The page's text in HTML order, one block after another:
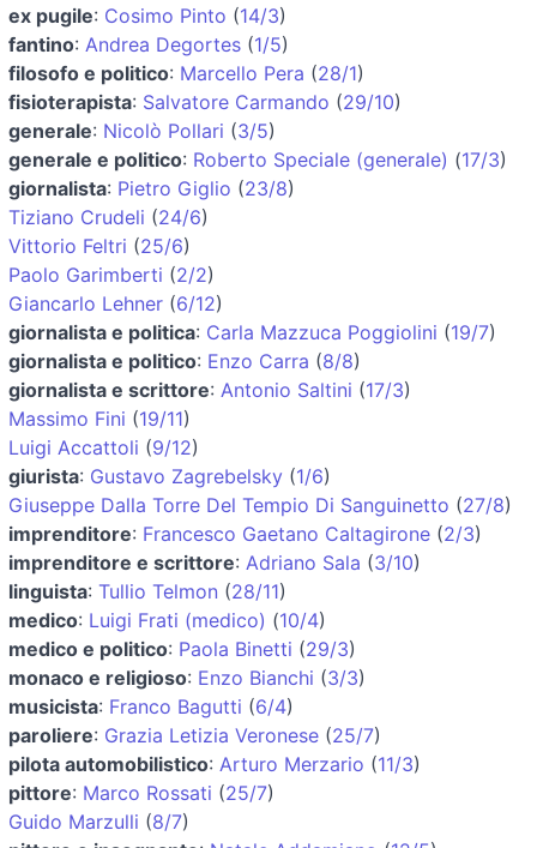
ex pugile: Cosimo Pinto (14/3)
fantino: Andrea Degortes (1/5)
filosofo e politico: Marcello Pera (28/1)
fisioterapista: Salvatore Carmando (29/10)
generale: Nicolò Pollari (3/5)
generale e politico: Roberto Speciale (generale) (17/3)
giornalista: Pietro Giglio (23/8)
Tiziano Crudeli (24/6)
Vittorio Feltri (25/6)
Paolo Garimberti (2/2)
Giancarlo Lehner (6/12)
giornalista e politica: Carla Mazzuca Poggiolini (19/7)
giornalista e politico: Enzo Carra (8/8)
giornalista e scrittore: Antonio Saltini (17/3)
Massimo Fini (19/11)
Luigi Accattoli (9/12)
giurista: Gustavo Zagrebelsky (1/6)
Giuseppe Dalla Torre Del Tempio Di Sanguinetto (27/8)
imprenditore: Francesco Gaetano Caltagirone (2/3)
imprenditore e scrittore: Adriano Sala (3/10)
linguista: Tullio Telmon (28/11)
medico: Luigi Frati (medico) (10/4)
medico e politico: Paola Binetti (29/3)
monaco e religioso: Enzo Bianchi (3/3)
musicista: Franco Bagutti (6/4)
paroliere: Grazia Letizia Veronese (25/7)
pilota automobilistico: Arturo Merzario (11/3)
pittore: Marco Rossati (25/7)
Guido Marzulli (8/7)